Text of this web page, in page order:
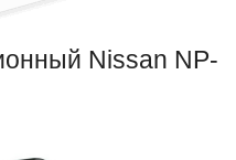
Nissan NP-